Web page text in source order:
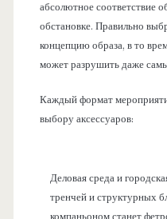
абсолютное соответствие
обстановке. Правильно
концепцию образа, в то
может разрушить даже
Каждый формат
выбору аксессуаров:
Деловая среда и
тренчей и структурных
компаньоном станет